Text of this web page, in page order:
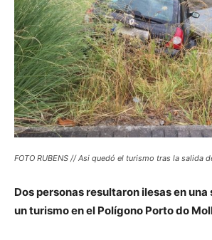
FOTO RUBENS // Asi quedó el turismo tras la salida
Dos personas resultaron ilesas en
un turismo en el Polígono Porto do